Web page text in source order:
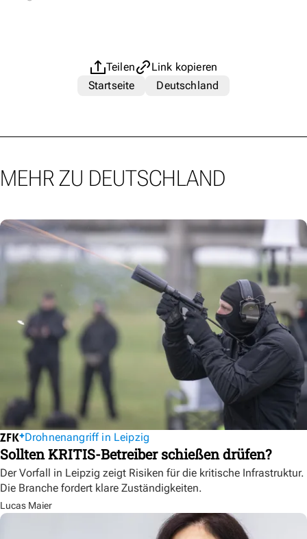
Teilen
Link kopieren
Startseite
Deutschland
MEHR ZU DEUTSCHLAND
Drohnenangriff in Leipzig
Sollten KRITIS-Betreiber schießen drüfen?
Der Vorfall in Leipzig zeigt Risiken für die kritische Infrastruktur.
Die Branche fordert klare Zuständigkeiten.
Lucas Maier